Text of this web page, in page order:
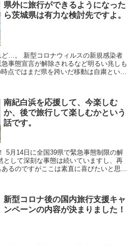
県外に旅行ができるようになった
ら茨城県は有力な検討先ですよ。
ど…。 新型コロナウィルスの新規感染者
事態宣言が解除されるなど明るい兆しも
点ではまだ県を跨いだ移動は自粛という
南紀白浜を応援して、今楽しむ
か、後で旅行して楽しむかという
話です。
5月14日に全国39県で緊急事態制限の解
として深刻な事態は続いていますし、再
るのですがここは素直に喜びたいと思い
新型コロナ後の国内旅行支援キャ
ンペーンの内容が決まりました！